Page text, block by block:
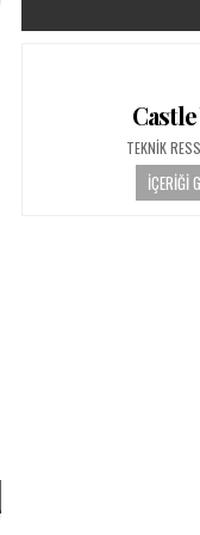
AUTHOR:
TEKNIK
İÇERIĞI